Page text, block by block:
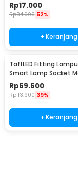
Rp17.000
Rp34.900 52%
+ Keranjang
TaffLED Fitting
Smart Lamp Socket
E27 - DT-500
Rp69.600
Rp113.900 39%
+ Keranjang